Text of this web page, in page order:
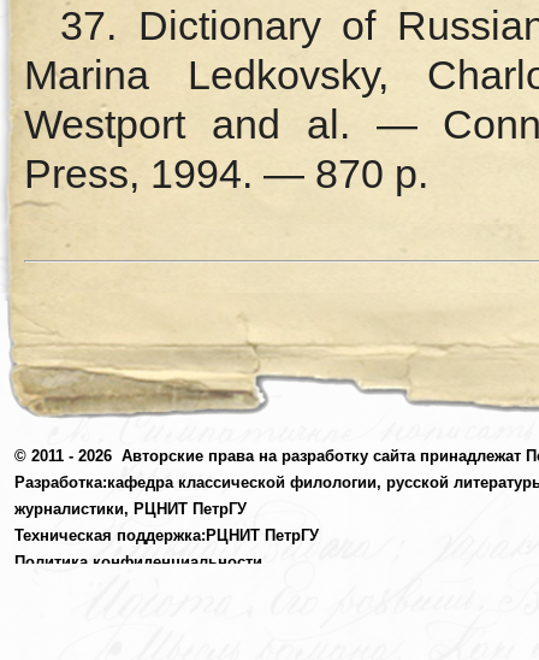
37. Dictionary of
Marina Ledkovsky,
Westport and al. —
Press, 1994. — 870 p.
© 2011 - 2026 Авторские права на разработку сайта принадлежат
Разработка:кафедра классической филологии, русской
журналистики, РЦНИТ ПетрГУ
Техническая поддержка: РЦНИТ ПетрГУ
Политика конфиденциальности